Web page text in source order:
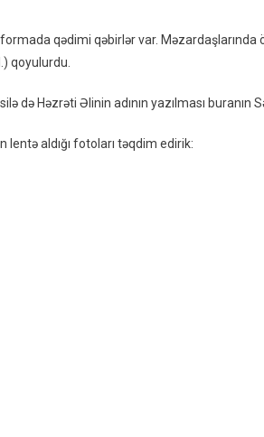
qədimi qəbirlər var. Məzardaşlarında
qoyulurdu.
də Həzrəti Əlinin adının yazılması buranın
lentə aldığı fotoları təqdim edirik: